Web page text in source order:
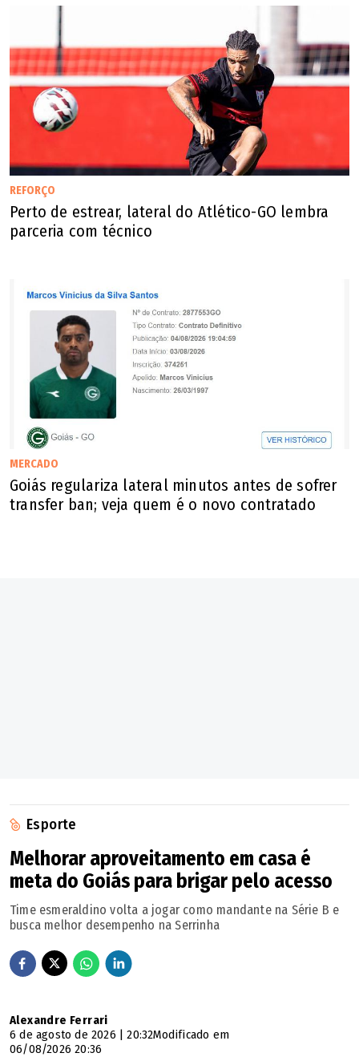
REFORÇO
Perto de estrear, lateral do Atlético-GO lembra
parceria com técnico
MERCADO
Goiás regulariza lateral minutos antes de sofrer
transfer ban; veja quem é o novo contratado
Esporte
Melhorar aproveitamento em casa é
meta do Goiás para brigar pelo acesso
Time esmeraldino volta a jogar como mandante na Série B e
busca melhor desempenho na Serrinha
Alexandre Ferrari
6 de agosto de 2026 | 20:32Modificado em
06/08/2026 20:36